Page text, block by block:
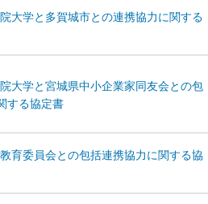
大学と多賀城市との連携協力に関する
大学と宮城県中小企業家同友会との包
する協定書
育委員会との包括連携協力に関する協